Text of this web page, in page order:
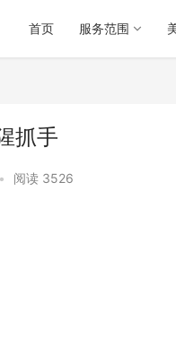
首页 服务范围
抓手
• 阅读 3526